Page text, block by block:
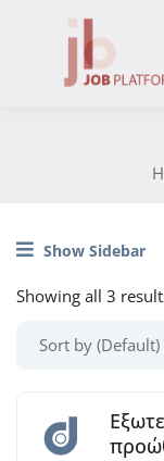
Show Sidebar
Showing all 3
Sort by (Default)